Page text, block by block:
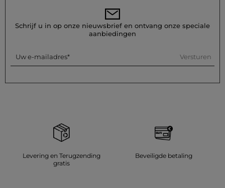
Schrijf u in op onze nieuwsbrief en ontvang onze speciale
aanbiedingen
Uw e-mailadres Versturen
Levering en Terugzending
gratis
Beveiligde betaling